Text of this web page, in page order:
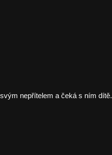
nepřítelem a čeká s ním dítě.